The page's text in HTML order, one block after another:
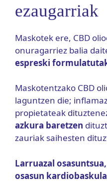
ezaugarriak
Maskotek ere, CBD
onuragarriez balia
espreski
Maskotentzako CBD
laguntzen die;
propietateak
azkura baretzen
zauriak saihesten
Larruazal
osasun